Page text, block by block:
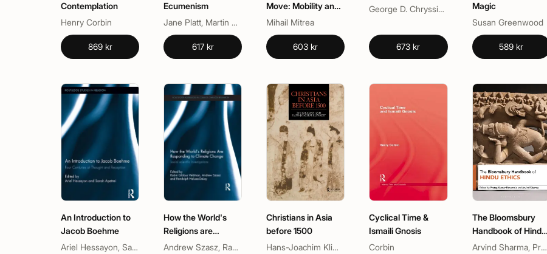
Contemplation
Henry Corbin
869 kr
Ecumenism
Jane Platt, Martin Wellings
617 kr
Move: Mobility and
Space in Byzantine
Hagiography
Mihail Mitrea
603 kr
George D. Chryssides
673 kr
Magic
Susan Greenwood
589 kr
An Introduction to
Jacob Boehme
Ariel Hessayon, Sarah Apetrei
How the World's
Religions are
Responding to
Andrew Szasz, Randolph Haluza-DeLay, Robin Globus Veldman
Christians in Asia
before 1500
Hans-Joachim Klimkeit, Ian Gilman
Cyclical Time &
Ismaili Gnosis
Corbin
The Bloomsbury
Handbook of Hindu
Ethics
Arvind Sharma, Pratap Kumar Penumala